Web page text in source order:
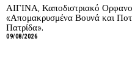
ΑΙΓΙΝΑ, Καποδιστριακό
«Απομακρυσμένα Βουνά και
Πατρίδα».
09/08/2026